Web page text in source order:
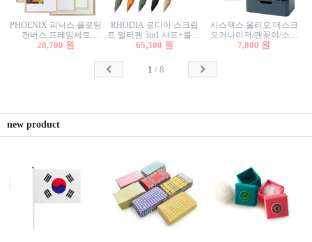
PHOENIX 피닉스 플로팅
캔버스 프레임세트
50x50cm/액자캔버스/인테
28,700 원
RHODIA 로디아 스크립
트 멀티펜 3in1 샤프+볼펜/
무광택 알루미늄 육각배
65,300 원
시스맥스 올리오 데스크
오거나이저/펜꽂이/소품
꽂이/소품함/정리함/수납
7,800 원
1 / 8
new product